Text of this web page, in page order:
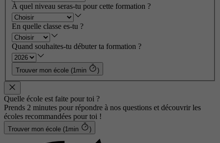
À quel niveau seras-tu pour cette formation ?
En quelle classe es-tu ?
Quand souhaites-tu débuter ta formation ?
Trouver mon école (1min )
Quelle école est faite pour toi ?
Prends 2 minutes pour répondre à nos questions et découvrir les
écoles recommandées pour toi !
Trouver mon école (1min )